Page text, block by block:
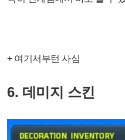
+ 여기서부턴 사심
6. 데미지 스킨